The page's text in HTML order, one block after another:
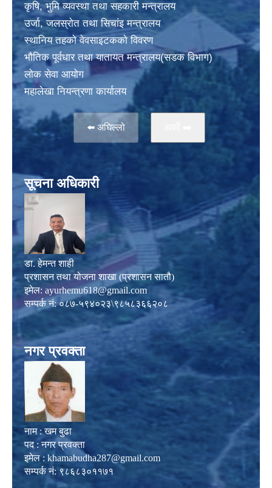
कृषि, भुमि व्यवस्था तथा सहकारी मन्त्रालय
उर्जा, जलस्राेत तथा सिचांइ मन्त्रालय
स्थानिय तहकाे वेवसाइटककाे विवरण
भाैतिक पूर्वधार तथा यातायत मन्त्रालय(सडक विभाग)
लाेक सेवा आयोग
महालेखा नियन्त्रणा कार्यालय
⬅️ अघिल्लो
सूचना अधिकारी
डा. हेमन्त शाही
प्रशासन तथा योजना शाखा (प्रशासन सातौ)
इमेल: ayurhemu618@gmail.com
सम्पर्क नं: ०८७-५९४०२३\९८५८३६६२०८
नगर प्रवक्ता
नाम : खम बुढा
पद : नगर प्रवक्ता
इमेल : khamabudha287@gmail.com
सम्पर्क नं: ९८६८३०११७१